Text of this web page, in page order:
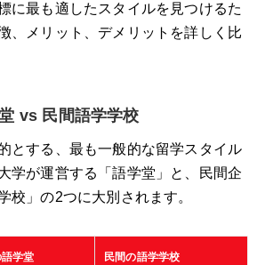
に最も適したスタイルを見つけるた
、メリット、デメリットを詳しく比
vs 民間語学学校
とする、最も一般的な留学スタイル
学が運営する「語学堂」と、民間企
校」の2つに大別されます。
学堂 民間の語学学校